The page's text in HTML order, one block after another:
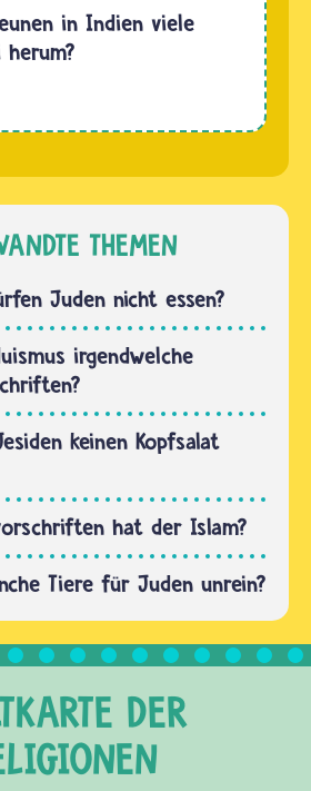
in Indien viele
THEMEN
Juden nicht essen?
irgendwelche
keinen Kopfsalat
hat der Islam?
Tiere für Juden unrein?